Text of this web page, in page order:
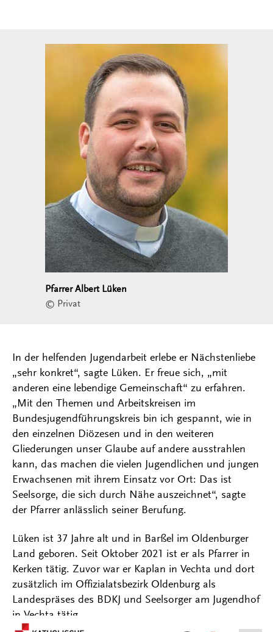
Pfarrer Albert Lüken
© Privat
In der helfenden Jugendarbeit erlebe er Nächstenliebe
„sehr konkret“, sagte Lüken. Er freue sich, „mit
anderen eine lebendige Gemeinschaft“ zu erfahren.
„Mit den Themen und Arbeitskreisen im
Bundesjugendführungskreis bin ich gespannt, wie in
den einzelnen Diözesen und in den weiteren
Gliederungen unser Glaube auf andere ausstrahlen
kann, das machen die vielen Jugendlichen und jungen
Erwachsenen mit ihrem Einsatz vor Ort: Das ist
Seelsorge, die sich durch Nähe auszeichnet“, sagte
der Pfarrer anlässlich seiner Berufung.
Lüken ist 37 Jahre alt und in Barßel im Oldenburger
Land geboren. Seit Oktober 2021 ist er als Pfarrer in
Kerken tätig. Zuvor war er Kaplan in Vechta und dort
zusätzlich im Offizialatsbezirk Oldenburg als
Landespräses des BDKJ und Seelsorger am Jugendhof
in Vechta tätig.